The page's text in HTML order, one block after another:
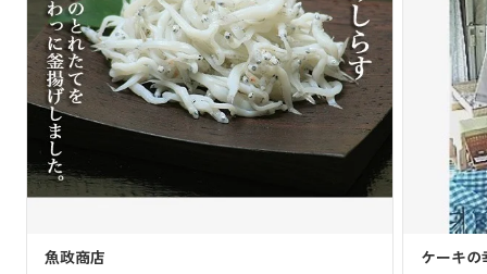
ケーキの幸屋